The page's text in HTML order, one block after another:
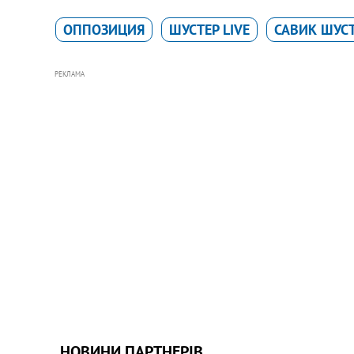
ОППОЗИЦИЯ ШУСТЕР LIVE САВИК
РЕКЛАМА